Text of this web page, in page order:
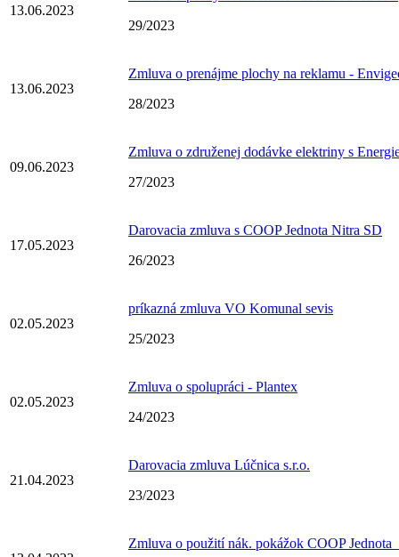
13.06.2023
29/2023
13.06.2023
Zmluva o prenájme plochy na reklamu -
28/2023
09.06.2023
Zmluva o združenej dodávke elektriny s
27/2023
17.05.2023
Darovacia zmluva s COOP Jednota Nitra SD
26/2023
02.05.2023
príkazná zmluva VO Komunal sevis
25/2023
02.05.2023
Zmluva o spolupráci - Plantex
24/2023
21.04.2023
Darovacia zmluva Lúčnica s.r.o.
23/2023
Zmluva o použití nák. pokážok COOP